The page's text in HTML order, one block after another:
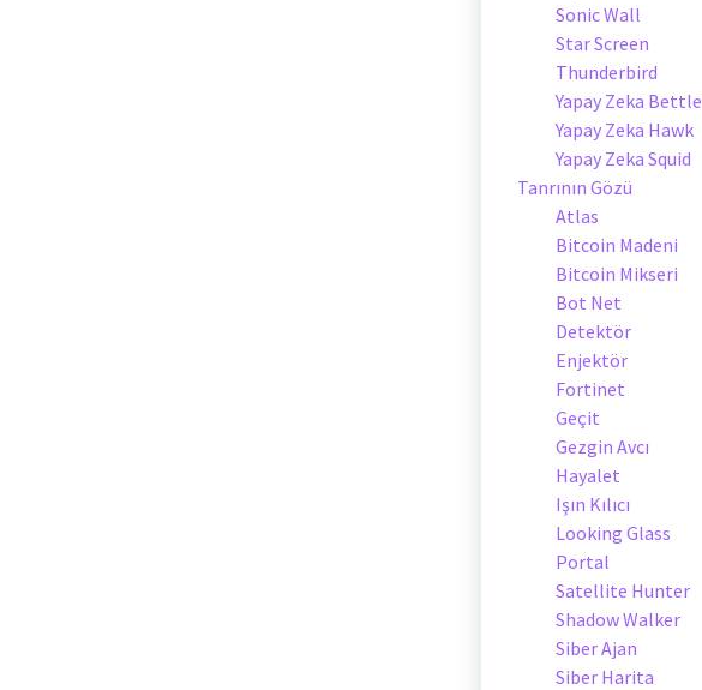
Sonic Wall
Star Screen
Thunderbird
Yapay Zeka Bettle
Yapay Zeka Hawk
Yapay Zeka Squid
Tanrının Gözü
Atlas
Bitcoin Madeni
Bitcoin Mikseri
Bot Net
Detektör
Enjektör
Fortinet
Geçit
Gezgin Avcı
Hayalet
Işın Kılıcı
Looking Glass
Portal
Satellite Hunter
Shadow Walker
Siber Ajan
Siber Harita